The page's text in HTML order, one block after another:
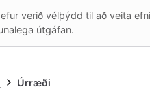
verið vélþýdd til að veita
útgáfan.
Úrræði